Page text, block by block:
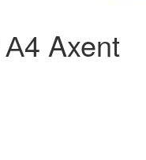
Axent